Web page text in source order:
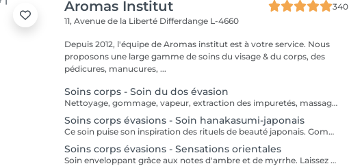
Aromas Institut
340
11, Avenue de la Liberté Differdange L-4660
Depuis 2012, l'équipe de Aromas institut est à votre service. Nous
proposons une large gamme de soins du visage & du corps, des
pédicures, manucures, ...
Soins corps - Soin du dos évasion
Nettoyage, gommage, vapeur, extraction des impuretés, massage délassant, masque. Nous vous prions de bien vouloir respecter votre rendez-vous. En prenant rendez-vous, vous occupez une place, dont une autre personne aurait éventuellement besoin. Tout rendez-vous non annulé 24h en avance, est susceptible d'être facturé. (Si vous ne pouvez pas vous présenter à votre RDV, proposez-le éventuellement à un proche ou à un ami) Toute l'équipe de Aromas Institut vous remercie pour votre respect et votre compréhension.
Soins corps évasions - Soin hanakasumi-japonais
Ce soin puise son inspiration des rituels de beauté japonais. Gommage aux gants exfoliants, massage corps au beurre de karité chaud (lotus/cerisier), Massage pieds aux techniques issues de la réflexologie plantaire. Ce soin est une ôde au bien-être. Nous vous prions de bien vouloir respecter votre rendez-vous. En prenant rendez-vous, vous occupez une place, dont une autre personne aurait éventuellement besoin. Tout rendez-vous non annulé 24h en avance, est susceptible d'être facturé. (Si vous ne pouvez pas vous présenter à votre RDV, proposez-le éventuellement à un proche ou à un ami) Toute l'équipe de Aromas Institut vous remercie pour votre respect et votre compréhension.
Soins corps évasions - Sensations orientales
Soin enveloppant grâce aux notes d'ambre et de myrrhe. Laissez ce soin vous faire voyager dans un autre monde. Ce protocole exceptionnel puisé dans les rituels ancestraux d'orient vous fera passer un moment d'évasion intense. Un sirop pour préparer le corps au gommage, une pierre MEKA qui permet de laisser la peau lisse et douce puis un modelage pour nourrir et sublimer la peau dans un moment de pure détente. Nous vous prions de bien vouloir respecter votre rendez-vous. En prenant rendez-vous, vous occupez une place, dont une autre personne aurait éventuellement besoin. Tout rendez-vous non annulé 24h en avance, est susceptible d'être facturé. (Si vous ne pouvez pas vous présenter à votre RDV, proposez-le éventuellement à un proche ou à un ami) Toute l'équipe de Aromas Institut vous remercie pour votre respect et votre compréhension.